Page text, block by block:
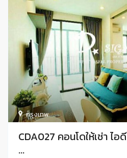
กรุงเทพ
CDA027 คอนโดให้เช่า ไ
...